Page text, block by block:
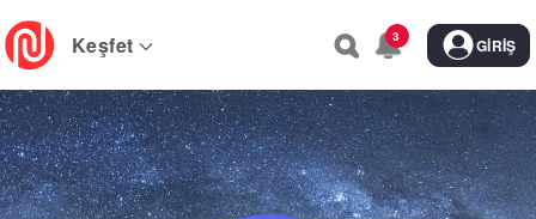
Skip
to
main
navigation
Keşfet 3 GIRIŞ